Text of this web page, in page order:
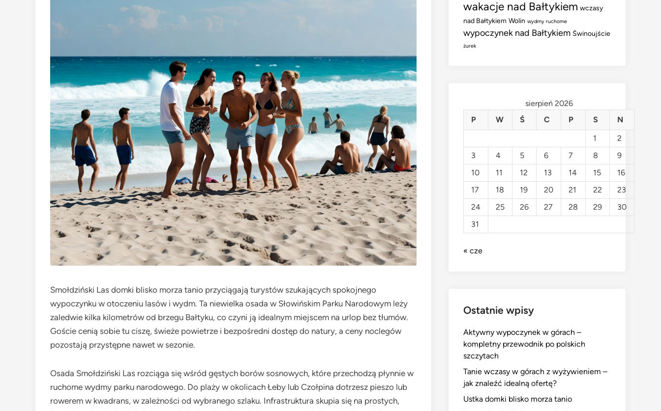
Smołdziński Las domki blisko morza tanio przyciągają turystów szukających spokojnego
wypoczynku w otoczeniu lasów i wydm. Ta niewielka osada w Słowińskim Parku Narodowym leży
zaledwie kilka kilometrów od brzegu Bałtyku, co czyni ją idealnym miejscem na urlop bez tłumów.
Goście cenią sobie tu ciszę, świeże powietrze i bezpośredni dostęp do natury, a ceny noclegów
pozostają przystępne nawet w sezonie.
Osada Smołdziński Las rozciąga się wśród gęstych borów sosnowych, które przechodzą płynnie w
ruchome wydmy parku narodowego. Do plaży w okolicach Łeby lub Czołpina dotrzesz pieszo lub
rowerem w kwadrans, w zależności od wybranego szlaku. Infrastruktura skupia się na prostych,
wakacje nad Bałtykiem wczasy
nad Bałtykiem Wolin wydmy ruchome
wypoczynek nad Bałtykiem Świnoujście
żurek
sierpień 2026
P
W Ś C P S
N
1
2
3
4 5 6 7 8
9
10
11 12 13 14 15
16
17
18 19 20 21 22
23
24
25 26 27 28 29
30
31
« cze
Ostatnie wpisy
Aktywny wypoczynek w górach –
kompletny przewodnik po polskich
szczytach
Tanie wczasy w górach z wyżywieniem –
jak znaleźć idealną ofertę?
Ustka domki blisko morza tanio